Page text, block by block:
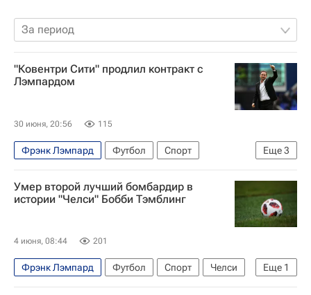
За период
"Ковентри Сити" продлил контракт с
Лэмпардом
30 июня, 20:56 115
Еще3
Фрэнк Лэмпард Футбол
Спорт
Ковентри Сити
Дерби Каунти
АПЛ 2026-2027 (Чемпионат Англии по футболу)
Умер второй лучший бомбардир в
истории "Челси" Бобби Тэмблинг
4 июня, 08:44 201
Еще 1
Фрэнк Лэмпард Футбол Спорт
Челси
Астон Вилла